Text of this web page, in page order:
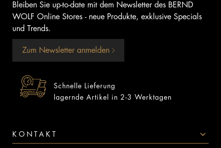
Bleiben Sie up-to-date mit dem Newsletter des BERND
WOLF Online Stores - neue Produkte, exklusive Specials
und Trends.
Zum Newsletter anmelden
Schnelle Lieferung
lagernde Artikel in 2-3 Werktagen
KONTAKT